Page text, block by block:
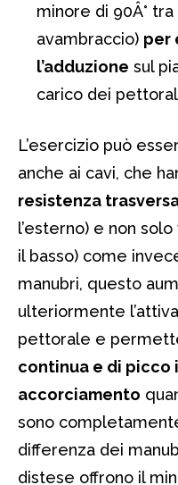
minore di 90Â°
avambraccio) per
l’adduzione sul
carico dei
L’esercizio può
anche ai cavi, che
resistenza
l’esterno) e non
il basso) come
manubri, questo
ulteriormente
pettorale e
continua e di picco
accorciamento
sono
differenza dei
distese offrono il